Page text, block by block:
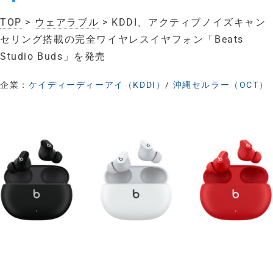
TOP > ウェアラブル > KDDI、アクティブノイズキャン
セリング搭載の完全ワイヤレスイヤフォン「Beats
Studio Buds」を発売
企業： ケイディーディーアイ（KDDI）/ 沖縄セルラー（OCT）